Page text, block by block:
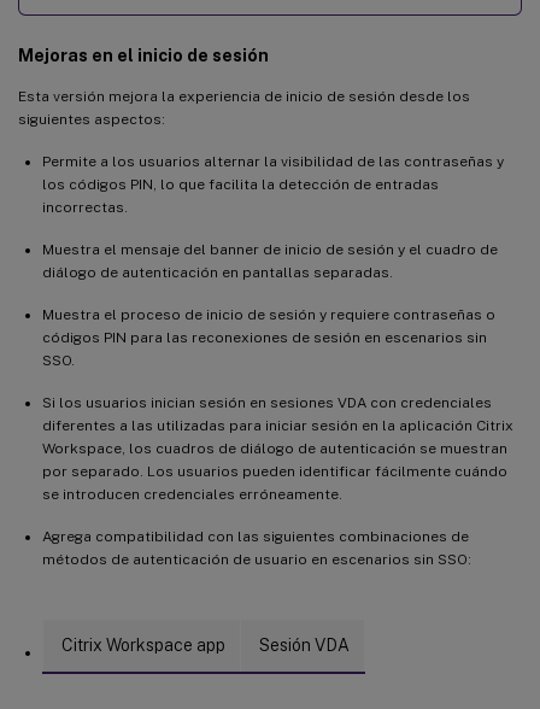
Mejoras en el inicio de sesión
Esta versión mejora la experiencia de inicio de sesión desde los
siguientes aspectos:
Permite a los usuarios alternar la visibilidad de las contraseñas y
los códigos PIN, lo que facilita la detección de entradas
incorrectas.
Muestra el mensaje del banner de inicio de sesión y el cuadro de
diálogo de autenticación en pantallas separadas.
Muestra el proceso de inicio de sesión y requiere contraseñas o
códigos PIN para las reconexiones de sesión en escenarios sin
SSO.
Si los usuarios inician sesión en sesiones VDA con credenciales
diferentes a las utilizadas para iniciar sesión en la aplicación Citrix
Workspace, los cuadros de diálogo de autenticación se muestran
por separado. Los usuarios pueden identificar fácilmente cuándo
se introducen credenciales erróneamente.
Agrega compatibilidad con las siguientes combinaciones de
métodos de autenticación de usuario en escenarios sin SSO:
Citrix Workspace app Sesión VDA
Asistencia para RHEL 8.2
Asistencia para la redirección de contenido del explorador
Asistencia para marcas de agua de sesión
Asistencia para VDA de Linux no unidos a un dominio en Citrix
Política disponible para configurar la sincronización dinámica
usuario IME del cliente
Se muestra un mensaje al abrir una sesión de escritorio adicional
Compatibilidad con idiomas
Compatibilidad con SUSE 12 SP5
Mejora de la asignación de unidades de cliente
Novedades de la versión 2003
Compatibilidad con RHEL 8